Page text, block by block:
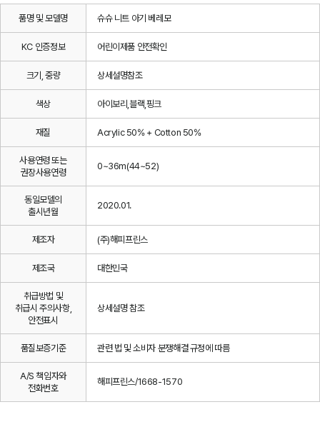
품명 및 모델명 슈슈 니트 아기 베레모
KC 인증정보 어린이제품 안전확인
크기, 중량 상세설명참조
색상 아이보리,블랙,핑크
재질 Acrylic 50% + Cotton 50%
사용연령 또는
권장사용연령
0~36m(44~52)
동일모델의
출시년월
2020.01.
제조자 (주)해피프린스
제조국 대한민국
취급방법 및
취급시 주의사항,
안전표시
상세설명 참조
품질보증기준 관련 법 및 소비자 분쟁해결 규정에 따름
A/S 책임자와
전화번호
해피프린스/1668-1570